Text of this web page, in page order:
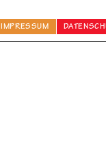
IMPRESSUM